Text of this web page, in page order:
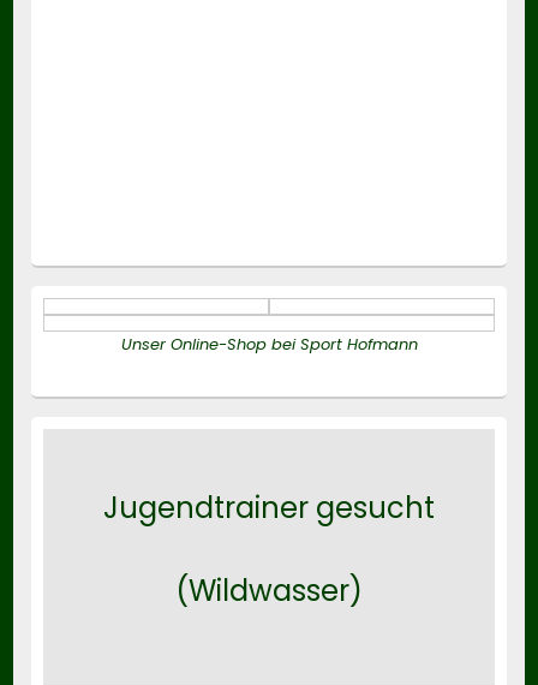
Unser Online-Shop bei Sport Hofmann
Jugendtrainer gesucht
(Wildwasser)